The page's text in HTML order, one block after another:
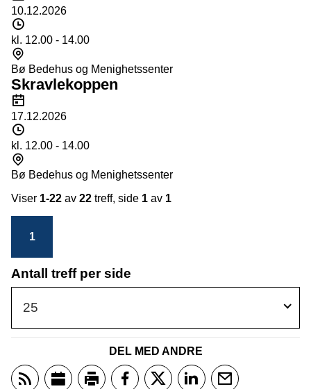
10.12.2026
kl. 12.00 - 14.00
Bø Bedehus og Menighetssenter
Skravlekoppen
17.12.2026
kl. 12.00 - 14.00
Bø Bedehus og Menighetssenter
Viser 1-22 av 22 treff, side 1 av 1
1
Antall treff per side
25
DEL MED ANDRE